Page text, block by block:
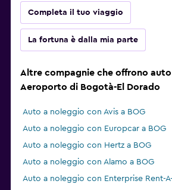
Completa il tuo viaggio
La fortuna è dalla mia parte
Altre compagnie che offrono
Aeroporto di Bogotà-El Dorado
Auto a noleggio con Avis a BOG
Auto a noleggio con Europcar a BOG
Auto a noleggio con Hertz a BOG
Auto a noleggio con Alamo a BOG
Auto a noleggio con Enterprise Rent-